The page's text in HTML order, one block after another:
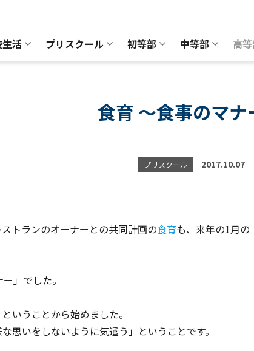
活 プリスクール 初等部 中等部 高
食育 ～食事のマナ
プリスクール 2017.10.07
トランのオーナーとの共同計画の食育も、来年の1月の
」でした。
いうことから始めました。
思いをしないように気遣う」ということです。